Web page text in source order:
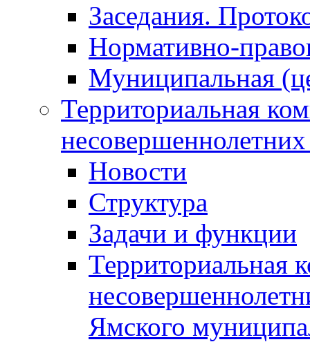
Заседания.
Нормативно-
Муниципальная
Территориальная
Новости
Структура
Задачи и функции
Территориальная
Ямского